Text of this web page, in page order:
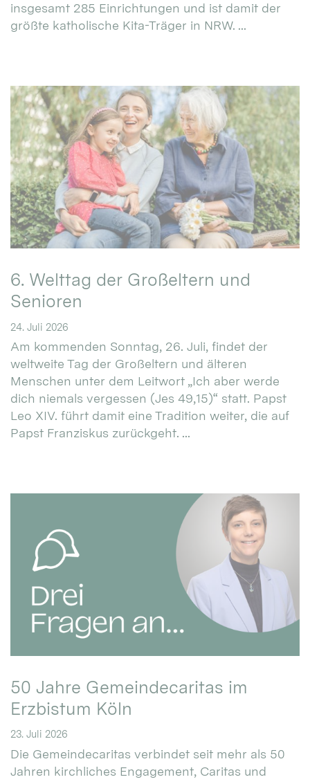
insgesamt 285 Einrichtungen und ist damit der
größte katholische Kita-Träger in NRW. ...
6. Welttag der Großeltern und
Senioren
24. Juli 2026
Am kommenden Sonntag, 26. Juli, findet der
weltweite Tag der Großeltern und älteren
Menschen unter dem Leitwort „Ich aber werde
dich niemals vergessen (Jes 49,15)“ statt. Papst
Leo XIV. führt damit eine Tradition weiter, die auf
Papst Franziskus zurückgeht. ...
50 Jahre Gemeindecaritas im
Erzbistum Köln
23. Juli 2026
Die Gemeindecaritas verbindet seit mehr als 50
Jahren kirchliches Engagement, Caritas und